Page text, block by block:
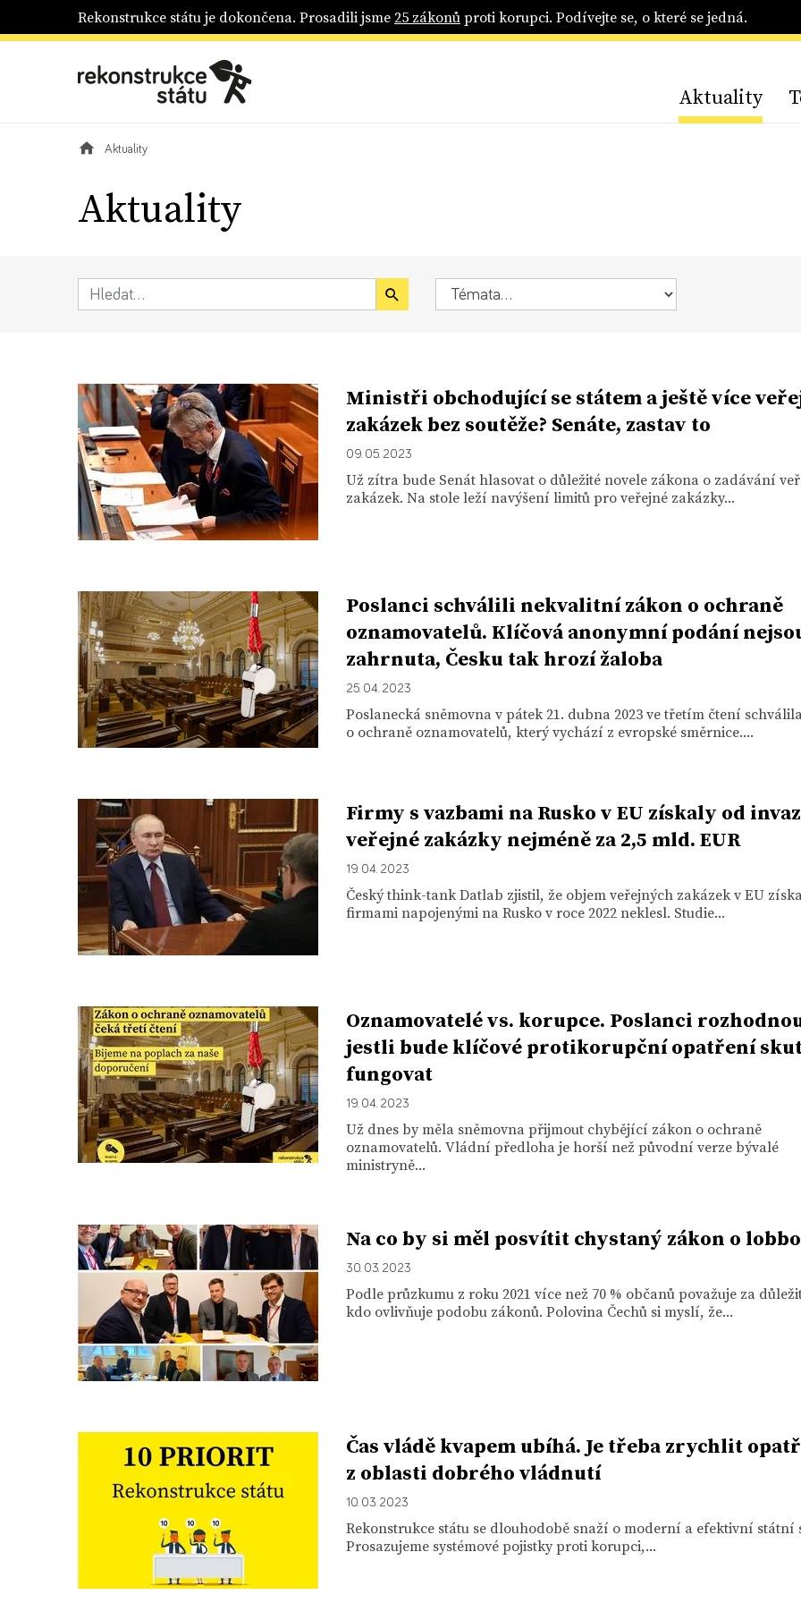
Rekonstrukce státu je dokončena. Prosadili jsme25 zákonůproti korupci. Podívejte se, o které se jedná.
Aktuality
Aktuality
Aktuality
Ministři obchodující se státem a ještě více
zakázek bez soutěže? Senáte, zastav to
09. 05. 2023
Už zítra bude Senát hlasovat o důležité novele zákona o zadávání
zakázek. Na stole leží navýšení limitů pro veřejné zakázky...
Poslanci schválili nekvalitní zákon o ochraně
oznamovatelů. Klíčová anonymní podání
zahrnuta, Česku tak hrozí žaloba
25. 04. 2023
Poslanecká sněmovna v pátek 21. dubna 2023 ve třetím čtení
o ochraně oznamovatelů, který vychází z evropské směrnice....
Firmy s vazbami na Rusko v EU získaly od
veřejné zakázky nejméně za 2,5 mld. EUR
19. 04. 2023
Český think-tank Datlab zjistil, že objem veřejných zakázek v EU
firmami napojenými na Rusko v roce 2022 neklesl. Studie...
Oznamovatelé vs. korupce. Poslanci
jestli bude klíčové protikorupční opatření
fungovat
19. 04. 2023
Už dnes by měla sněmovna přijmout chybějící zákon o ochraně
oznamovatelů. Vládní předloha je horší než původní verze bývalé
ministryně...
Na co by si měl posvítit chystaný zákon o
30. 03. 2023
Podle průzkumu z roku 2021 více než 70 % občanů považuje za
kdo ovlivňuje podobu zákonů. Polovina Čechů si myslí, že...
Čas vládě kvapem ubíhá. Je třeba zrychlit
z oblasti dobrého vládnutí
10. 03. 2023
Rekonstrukce státu se dlouhodobě snaží o moderní a efektivní státní
Prosazujeme systémové pojistky proti korupci,...